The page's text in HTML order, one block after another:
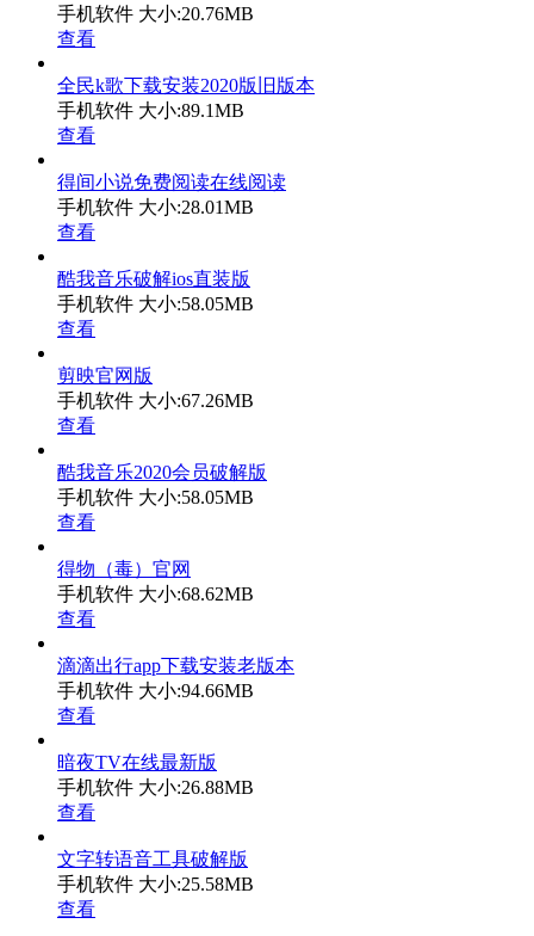
手机软件 大小:20.76MB
查看
全民k歌下载安装2020版旧版本
手机软件 大小:89.1MB
查看
得间小说免费阅读在线阅读
手机软件 大小:28.01MB
查看
酷我音乐破解ios直装版
手机软件 大小:58.05MB
查看
剪映官网版
手机软件 大小:67.26MB
查看
酷我音乐2020会员破解版
手机软件 大小:58.05MB
查看
得物（毒）官网
手机软件 大小:68.62MB
查看
滴滴出行app下载安装老版本
手机软件 大小:94.66MB
查看
暗夜TV在线最新版
手机软件 大小:26.88MB
查看
文字转语音工具破解版
手机软件 大小:25.58MB
查看